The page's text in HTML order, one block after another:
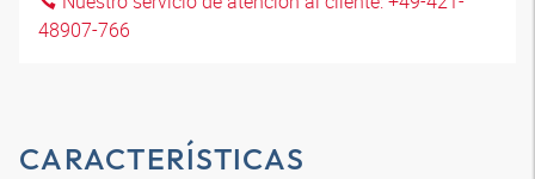
48907-766
CARACTERÍSTICAS